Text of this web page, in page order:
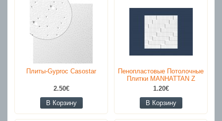
Плиты-Gyproc Casostar
2.50€
В Корзину
Пенопластовые Потолочные
Плитки MANHATTAN Z
1.20€
В Корзину